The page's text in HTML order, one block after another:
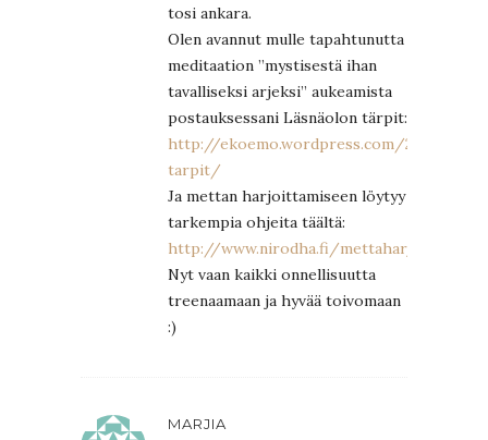
tosi ankara.
Olen avannut mulle tapahtunutta
meditaation ”mystisestä ihan
tavalliseksi arjeksi” aukeamista
postauksessani Läsnäolon tärpit:
http://ekoemo.wordpress.com/2013/02/
tarpit/
Ja mettan harjoittamiseen löytyy
tarkempia ohjeita täältä:
http://www.nirodha.fi/mettaharjoitus/
Nyt vaan kaikki onnellisuutta
treenaamaan ja hyvää toivomaan
:)
MARJIA